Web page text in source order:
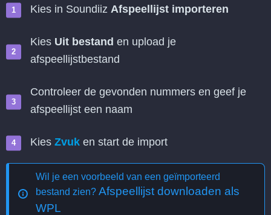
Kies in Soundiiz Afspeellijst importeren
Kies Uit bestand en upload je
afspeellijstbestand
Controleer de gevonden nummers en geef je
afspeellijst een naam
Kies Zvuk en start de import
Wil je een voorbeeld van een geïmporteerd
bestand zien? Afspeellijst downloaden als
WPL